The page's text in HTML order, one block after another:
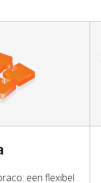
een flexibel